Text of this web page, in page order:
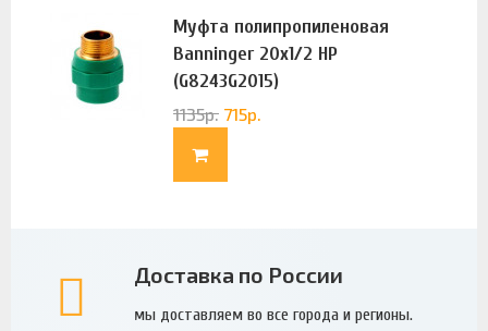
Муфта полипропиленовая
Banninger 20х1/2 НР
(G8243G2015)
1135р. 715р.
Доставка по России
мы доставляем во все города и регионы.